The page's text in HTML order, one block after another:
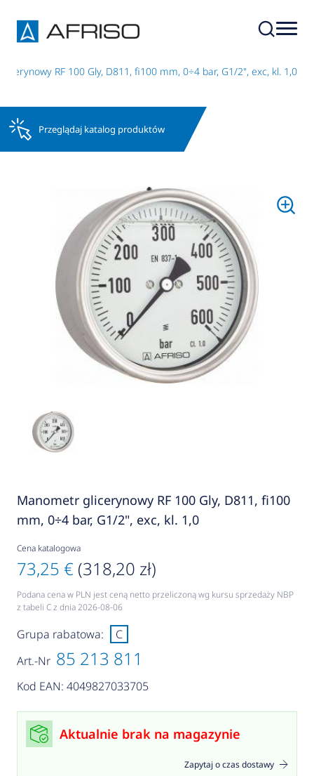
RF 100 Gly, D811, fi100 mm, 0÷4 bar, G1/2", exc, kl. 1,0
Przeglądaj katalog produktów
Manometr glicerynowy RF 100 Gly, D811, fi100
mm, 0÷4 bar, G1/2", exc, kl. 1,0
Cena katalogowa
73,25 € (318,20 zł)
Podana cena w PLN jest ceną netto przeliczoną wg kursu sprzedaży NBP
z tabeli C z dnia 2026-08-06
Art.-Nr 85 213 811
Kod EAN: 4049827033705
Grupa rabatowa: C
Aktualnie brak na magazynie
Zapytaj o czas dostawy